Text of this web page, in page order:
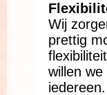
Wij
prettig
willen we
iedereen.